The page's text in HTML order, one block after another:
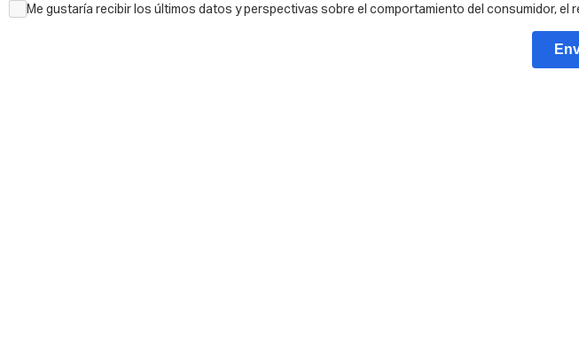
Me gustaría recibir los últimos datos y perspectivas sobre el comportamiento del consumidor,